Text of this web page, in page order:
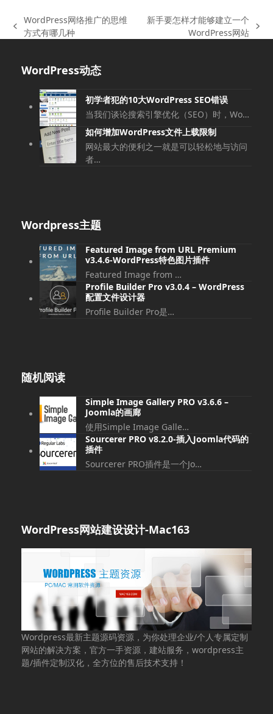
上
文
WordPress网络推广的思维
方式有哪几种
新手要怎样才能够建立一个
WordPress网站
WordPress动态
初学者犯的10大WordPress SEO错误
当我们谈论搜索引擎优化（SEO）时，Wo…
如何增加WordPress文件上载限制
网站最大的便利之一就是可以轻松地与访问
者…
Wordpress主题
Featured Image from URL Premium
v3.4.6-WordPress特色图片插件
Featured Image from …
Profile Builder Pro v3.0.4 – WordPress
配置文件设计器
Profile Builder Pro是…
随机阅读
Simple Image Gallery PRO v3.6.6 –
Joomla的画廊
使用Simple Image Galle…
Sourcerer PRO v8.2.0-插入Joomla代码的
插件
Sourcerer PRO插件是一个Jo…
WordPress网站建设设计-Mac163
Wordpress最新主题源码资源，为你处理企业/个人专属定制
网站的解决方案，官方一手资源，建站服务，wordpress主
题/插件定制汉化，全方位的售后技术支持！